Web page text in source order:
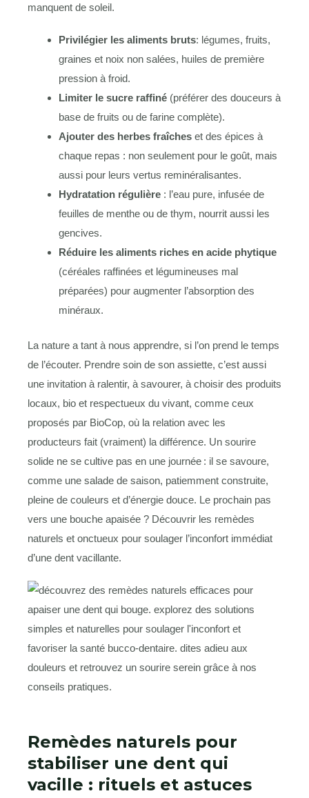
manquent de soleil.
Privilégier les aliments bruts: légumes, fruits,
graines et noix non salées, huiles de première
pression à froid.
Limiter le sucre raffiné (préférer des douceurs à
base de fruits ou de farine complète).
Ajouter des herbes fraîches et des épices à
chaque repas : non seulement pour le goût, mais
aussi pour leurs vertus reminéralisantes.
Hydratation régulière : l’eau pure, infusée de
feuilles de menthe ou de thym, nourrit aussi les
gencives.
Réduire les aliments riches en acide phytique
(céréales raffinées et légumineuses mal
préparées) pour augmenter l’absorption des
minéraux.
La nature a tant à nous apprendre, si l’on prend le temps
de l’écouter. Prendre soin de son assiette, c’est aussi
une invitation à ralentir, à savourer, à choisir des produits
locaux, bio et respectueux du vivant, comme ceux
proposés par BioCop, où la relation avec les
producteurs fait (vraiment) la différence. Un sourire
solide ne se cultive pas en une journée : il se savoure,
comme une salade de saison, patiemment construite,
pleine de couleurs et d’énergie douce. Le prochain pas
vers une bouche apaisée ? Découvrir les remèdes
naturels et onctueux pour soulager l’inconfort immédiat
d’une dent vacillante.
Remèdes naturels pour
stabiliser une dent qui
vacille : rituels et astuces